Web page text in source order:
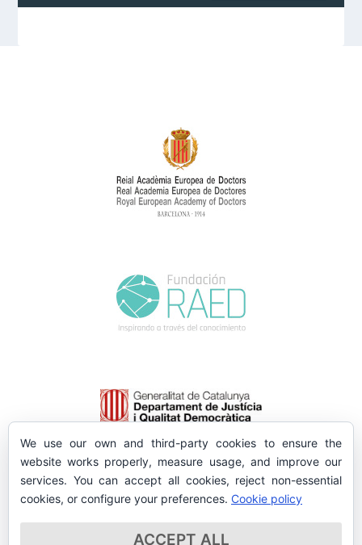
We use our own and third-party cookies to ensure the
website works properly, measure usage, and improve our
services. You can accept all cookies, reject non-essential
cookies, or configure your preferences. Cookie policy
ACCEPT ALL